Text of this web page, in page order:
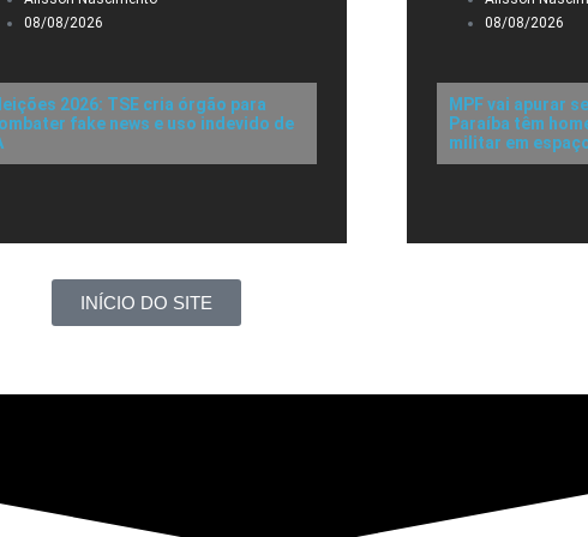
08/08/2026
2026: TSE cria órgão para
fake news e uso indevido de
08/08/2026
MPF vai apurar
Paraíba têm
militar em
INÍCIO DO SITE